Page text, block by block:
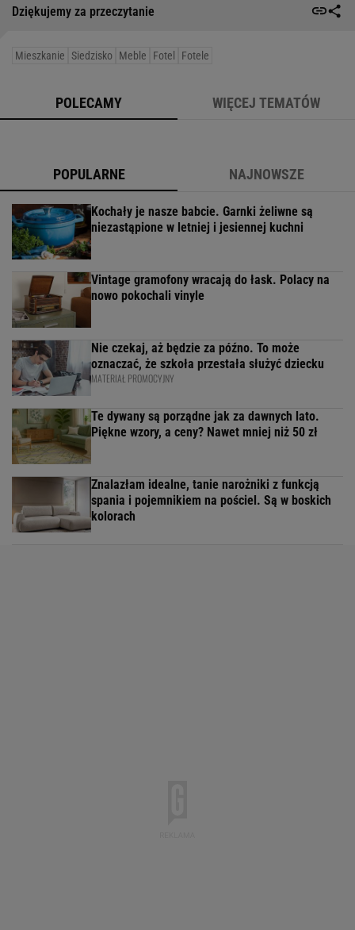
Dziękujemy za przeczytanie
Mieszkanie Siedzisko Meble Fotel Fotele
POLECAMY WIĘCEJ TEMATÓW
POPULARNE NAJNOWSZE
Kochały je nasze babcie. Garnki żeliwne są
niezastąpione w letniej i jesiennej kuchni
Vintage gramofony wracają do łask. Polacy na
nowo pokochali vinyle
Nie czekaj, aż będzie za późno. To może
oznaczać, że szkoła przestała służyć dziecku
MATERIAŁ PROMOCYJNY
Te dywany są porządne jak za dawnych lato.
Piękne wzory, a ceny? Nawet mniej niż 50 zł
Znalazłam idealne, tanie narożniki z funkcją
spania i pojemnikiem na pościel. Są w boskich
kolorach